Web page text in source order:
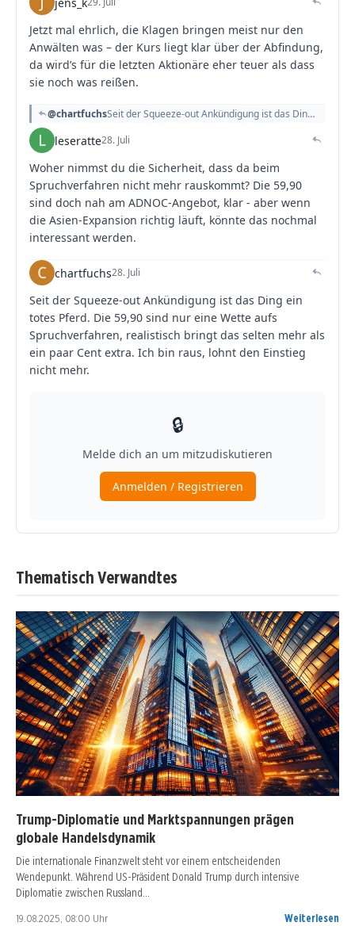
Thematisch Verwandtes
Trump-Diplomatie und Marktspannungen prägen
globale Handelsdynamik
Die internationale Finanzwelt steht vor einem entscheidenden
Wendepunkt. Während US-Präsident Donald Trump durch intensive
Diplomatie zwischen Russland…
19.08.2025, 08:00 Uhr Weiterlesen